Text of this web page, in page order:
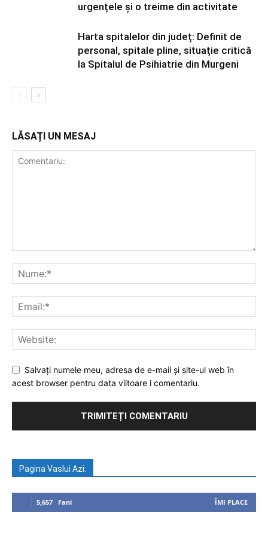
urgențele și o treime din activitate
Harta spitalelor din județ: Definit de
personal, spitale pline, situație critică
la Spitalul de Psihiatrie din Murgeni
LĂSAȚI UN MESAJ
Salvați numele meu, adresa de e-mail și site-ul web în
acest browser pentru data viitoare i comentariu.
Pagina Vaslui Azi:
5,657 Fani ÎMI PLACE